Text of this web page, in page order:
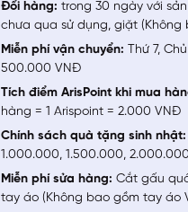
Đổi hàng: trong 30 ngày với
chưa qua sử dụng, giặt (Không
Miễn phí vận chuyển: Thứ 7,
500.000 VNĐ
Tích điểm ArisPoint khi mua
hàng = 1 Arispoint = 2.000 VNĐ
Chính sách quà tặng sinh nhật:
1.000.000, 1.500.000,
Miễn phí sửa hàng: Cắt gấu
tay áo (Không bao gồm tay áo